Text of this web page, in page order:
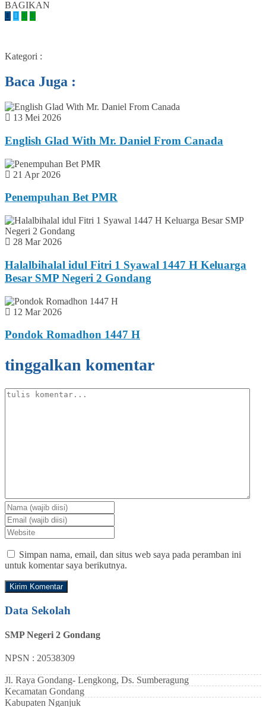
BAGIKAN
Kategori :
Baca Juga :
13 Mei 2026
English Glad With Mr. Daniel From Canada
21 Apr 2026
Penempuhan Bet PMR
28 Mar 2026
Halalbihalal idul Fitri 1 Syawal 1447 H Keluarga
Besar SMP Negeri 2 Gondang
12 Mar 2026
Pondok Romadhon 1447 H
tinggalkan komentar
Simpan nama, email, dan situs web saya pada peramban ini
untuk komentar saya berikutnya.
Data Sekolah
SMP Negeri 2 Gondang
NPSN : 20538309
Jl. Raya Gondang- Lengkong, Ds. Sumberagung
Kecamatan Gondang
Kabupaten Nganjuk